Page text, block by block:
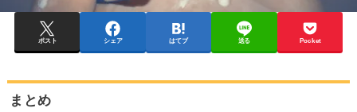
ポスト シェア はてブ 送る Pocket
まとめ